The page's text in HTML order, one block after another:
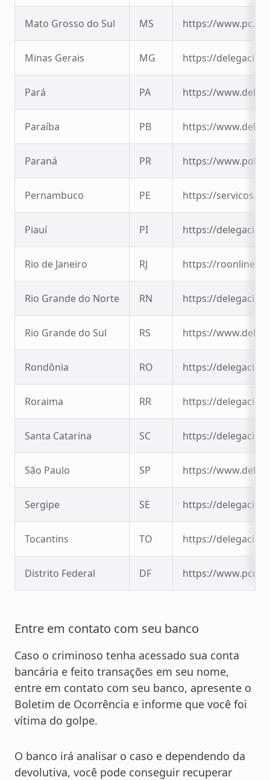
Mato Grosso do Sul MS https://
Minas Gerais MG https://
Pará PA https://
Paraíba PB https://
Paraná PR https://
Pernambuco PE https://
Piauí PI https://
Rio de Janeiro RJ https://
Rio Grande do Norte RN https://
Rio Grande do Sul RS https://
Rondônia RO https://
Roraima RR https://
Santa Catarina SC https://
São Paulo SP https://
Sergipe SE https://
Tocantins TO https://
Distrito Federal DF https://
Entre em contato com seu banco
Caso o criminoso tenha acessado sua conta
bancária e feito transações em seu nome,
entre em contato com seu banco, apresente o
Boletim de Ocorrência e informe que você foi
vítima do golpe.
O banco irá analisar o caso e dependendo da
devolutiva, você pode conseguir recuperar